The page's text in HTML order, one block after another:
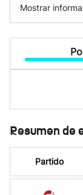
Mostrar
Resumen de
Partido